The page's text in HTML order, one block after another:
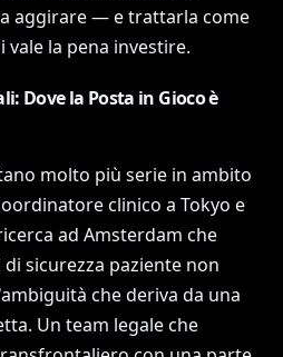
aggirare — e trattarla come
vale la pena investire.
Dove la Posta in Gioco è
molto più serie in ambito
clinico a Tokyo e
ad Amsterdam che
sicurezza paziente non
che deriva da una
Un team legale che